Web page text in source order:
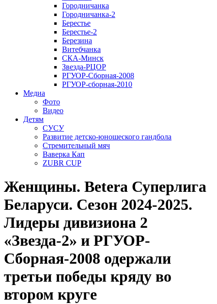
Городничанка
Городничанка-2
Берестье
Берестье-2
Березина
Витебчанка
СКА-Минск
Звезда-РЦОР
РГУОР-Сборная-2008
РГУОР-сборная-2010
Медиа
Фото
Видео
Детям
СУСУ
Развитие детско-юношеского гандбола
Стремительный мяч
Ваверка Кап
ZUBR CUP
Женщины. Betera Суперлига
Беларуси. Сезон 2024-2025.
Лидеры дивизиона 2
«Звезда-2» и РГУОР-
Сборная-2008 одержали
третьи победы кряду во
втором круге